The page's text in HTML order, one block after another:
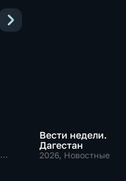
Вести недели.
Дагестан
2026, Новостные